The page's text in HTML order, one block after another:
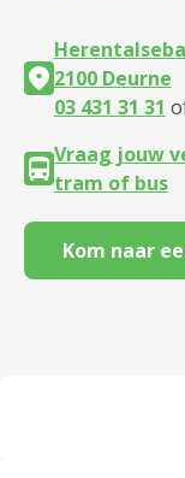
2100 Deurne
03 431 31 31
Vraag jouw
tram of bus
Kom naar